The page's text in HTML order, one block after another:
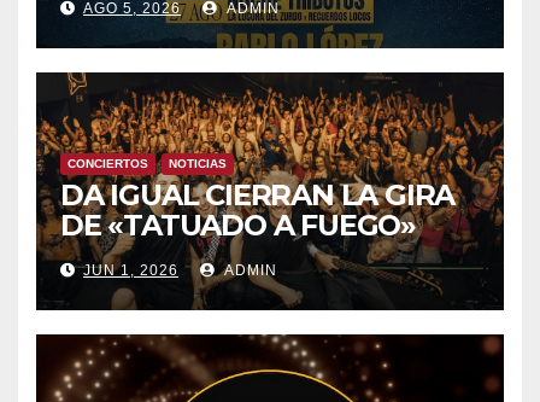
8 CON OBK Y LA GUARDIA
AGO 5, 2026 ADMIN
CONCIERTOS NOTICIAS
DA IGUAL CIERRAN LA GIRA
DE «TATUADO A FUEGO»
CON UN LLENO EN LA SALA
DEL MOVISTAR ARENA DE
MADRID
JUN 1, 2026 ADMIN